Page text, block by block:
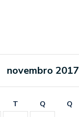
novembro 2017
T Q Q